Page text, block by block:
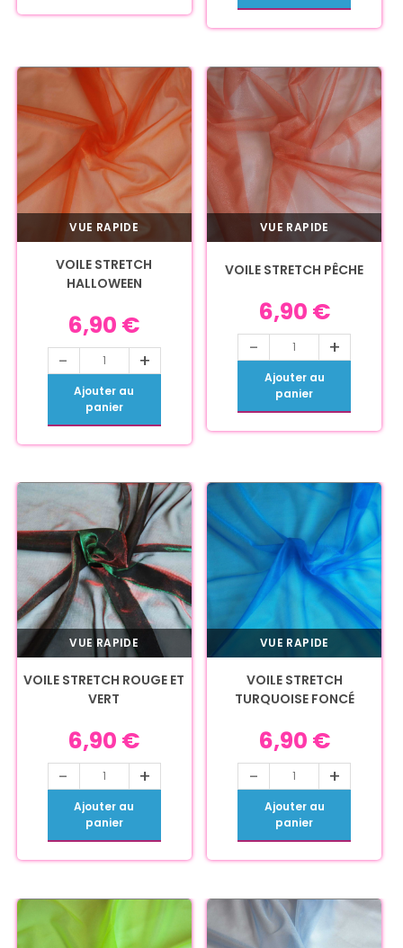
VUE RAPIDE
VOILE STRETCH
HALLOWEEN
6,90 €
- +
Ajouter au
panier
VUE RAPIDE
VOILE STRETCH PÊCHE
6,90 €
- +
Ajouter au
panier
VUE RAPIDE
VOILE STRETCH ROUGE ET
VERT
6,90 €
- +
Ajouter au
panier
VUE RAPIDE
VOILE STRETCH
TURQUOISE FONCÉ
6,90 €
- +
Ajouter au
panier